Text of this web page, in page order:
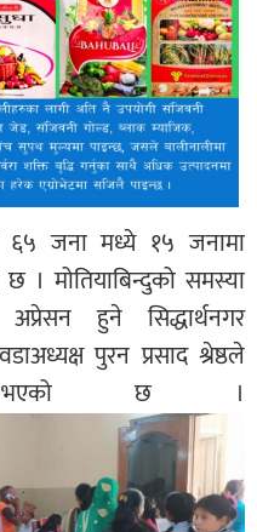
जना मध्ये १५ जनामा
। मोतियाबिन्दुको समस्या
हुने सिद्धार्थनगर
पुरन प्रसाद श्रेष्ठले
भएको छ ।